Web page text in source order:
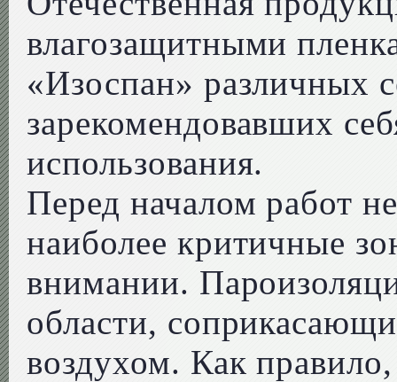
влагозащитными
«Изоспан» различных
зарекомендовавших
использования.
Перед началом работ
наиболее критичные
внимании.
области,
воздухом. Как